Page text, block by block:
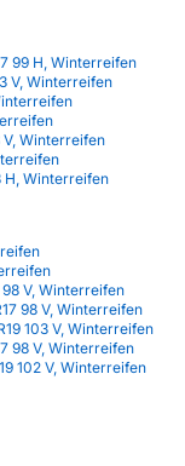
99 H, Winterreifen
V, Winterreifen
V, Winterreifen
H, Winterreifen
V, Winterreifen
98 V, Winterreifen
103 V, Winterreifen
98 V, Winterreifen
102 V, Winterreifen